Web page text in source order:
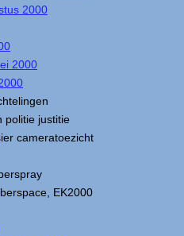
2000
2000
politie justitie
cameratoezicht
EK2000